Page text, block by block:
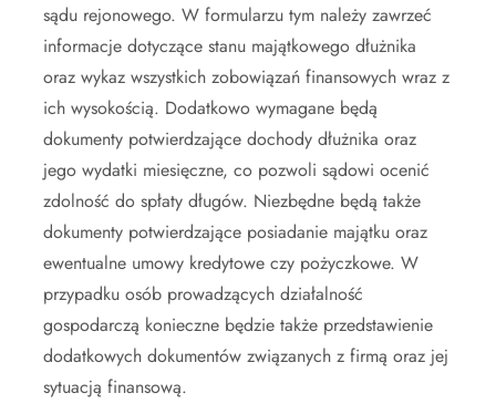
sądu rejonowego. W formularzu tym należy zawrzeć
informacje dotyczące stanu majątkowego dłużnika
oraz wykaz wszystkich zobowiązań finansowych wraz z
ich wysokością. Dodatkowo wymagane będą
dokumenty potwierdzające dochody dłużnika oraz
jego wydatki miesięczne, co pozwoli sądowi ocenić
zdolność do spłaty długów. Niezbędne będą także
dokumenty potwierdzające posiadanie majątku oraz
ewentualne umowy kredytowe czy pożyczkowe. W
przypadku osób prowadzących działalność
gospodarczą konieczne będzie także przedstawienie
dodatkowych dokumentów związanych z firmą oraz jej
sytuacją finansową.